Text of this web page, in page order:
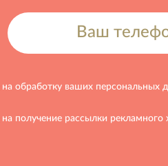
на обработку ваших персональных
на получение рассылки рекламного